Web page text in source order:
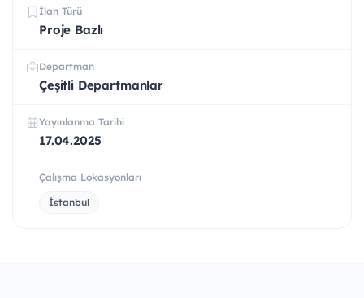
İlan Türü
Proje Bazlı
Departman
Çeşitli Departmanlar
Yayınlanma Tarihi
17.04.2025
Çalışma Lokasyonları
İstanbul